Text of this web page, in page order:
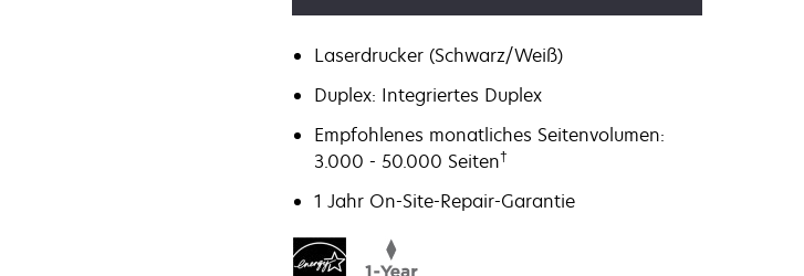
Laserdrucker (Schwarz/Weiß)
Duplex: Integriertes Duplex
Empfohlenes monatliches Seitenvolumen:
3.000 - 50.000 Seiten†
1 Jahr On-Site-Repair-Garantie